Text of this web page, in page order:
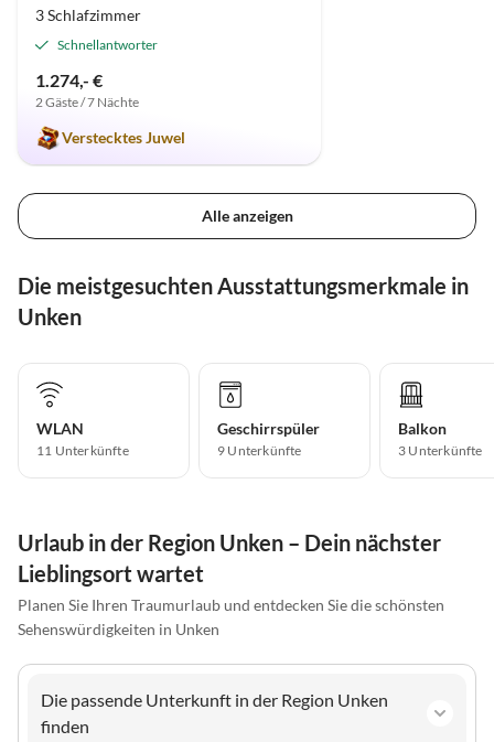
3 Schlafzimmer
Schnellantworter
1.274,- €
2 Gäste / 7 Nächte
Verstecktes Juwel
Alle anzeigen
Die meistgesuchten Ausstattungsmerkmale in
Unken
WLAN
11 Unterkünfte
Geschirrspüler
9 Unterkünfte
Balkon
3 Unterkünfte
Urlaub in der Region Unken – Dein nächster
Lieblingsort wartet
Planen Sie Ihren Traumurlaub und entdecken Sie die schönsten
Sehenswürdigkeiten in Unken
Die passende Unterkunft in der Region Unken
finden